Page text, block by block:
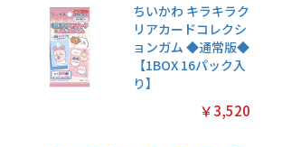
ちいかわ キラキラク
リアカードコレクシ
ョンガム ◆通常版◆
【1BOX 16パック入
り】
￥3,520